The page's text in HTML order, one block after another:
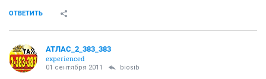
ОТВЕТИТЬ
АТЛАС_2_383_383
experienced
01 сентября 2011 biosib